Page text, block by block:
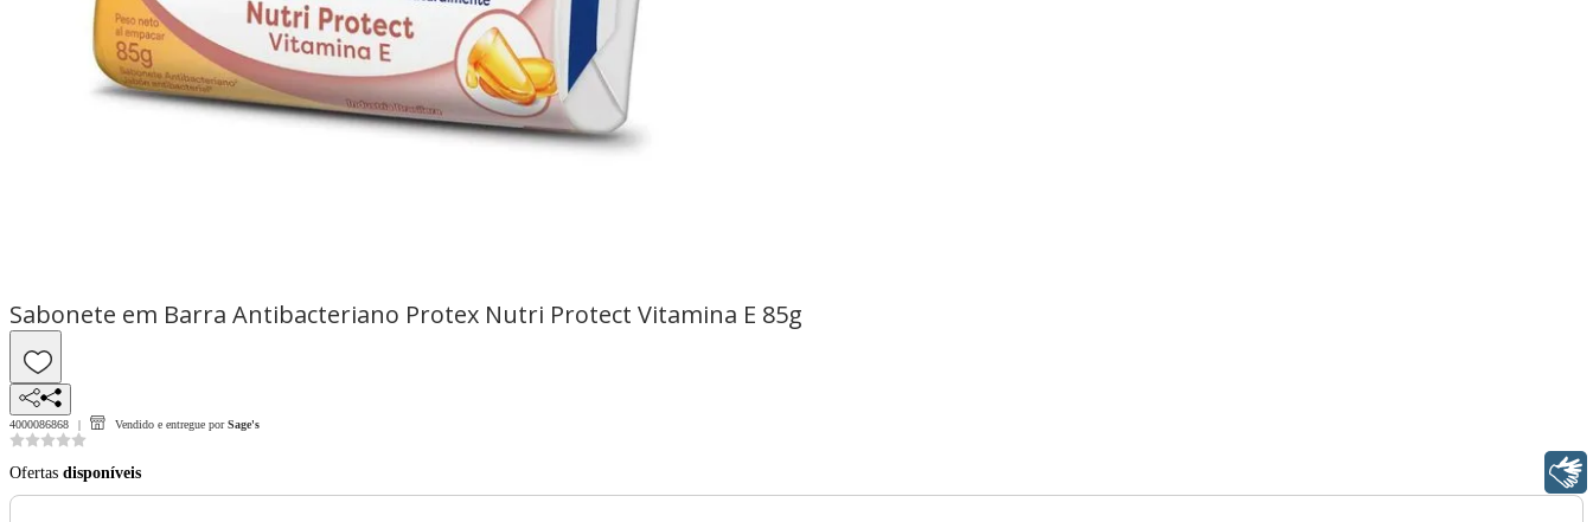
Sabonete em Barra Antibacteriano Protex Nutri Protect Vitamina E 85g
4000086868 Vendido e entregue por Sage's
Ofertas disponíveis